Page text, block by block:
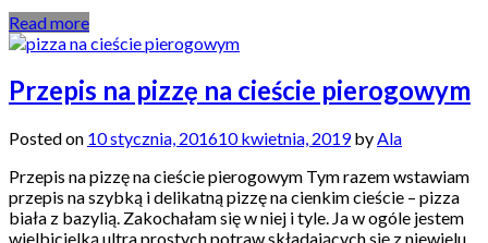
Read more
Przepis na pizzę na cieście pierogowym
Posted on 10 stycznia, 201610 kwietnia, 2019byAla
Przepis na pizzę na cieście pierogowym Tym razem wstawiam
przepis na szybką i delikatną pizzę na cienkim cieście – pizza
biała z bazylią. Zakochałam się w niej i tyle. Ja w ogóle jestem
wielbicielką ultra prostych potraw składających się z niewielu